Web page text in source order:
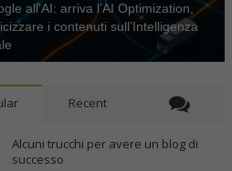
all’AI: arriva l’AI Optimization,
i contenuti sull’Intelligenza
Recent
Alcuni trucchi per avere un blog di
successo